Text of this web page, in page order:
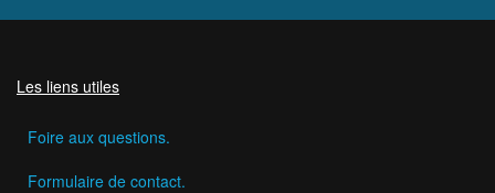
Les liens utiles
Foire aux questions.
Formulaire de contact.